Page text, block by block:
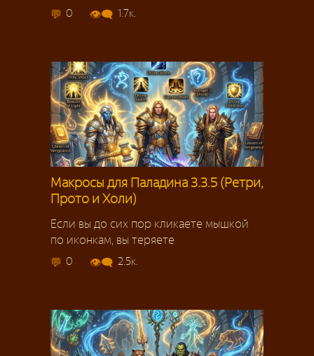
0 1.7к.
Макросы для Паладина 3.3.5 (Ретри,
Прото и Холи)
Если вы до сих пор кликаете мышкой
по иконкам, вы теряете
0 2.5к.